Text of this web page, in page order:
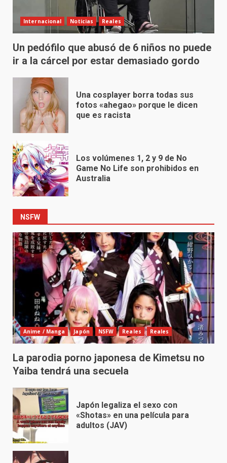
Internacional Noticias Reales
Un pedófilo que abusó de 6 niños no puede
ir a la cárcel por estar demasiado gordo
Una cosplayer borra todas sus
fotos «ahegao» porque le dicen
que es racista
Los volúmenes 1, 2 y 9 de No
Game No Life son prohibidos en
Australia
NSFW
Anime / Manga Japón NSFW Reales Reales
La parodia porno japonesa de Kimetsu no
Yaiba tendrá una secuela
Japón legaliza el sexo con
«Shotas» en una película para
adultos (JAV)